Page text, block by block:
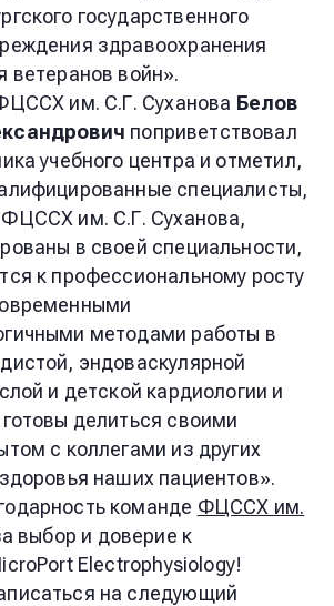
государственного
здравоохранения
ветеранов войн».
им. С.Г. Суханова Белов
поприветствовал
учебного центра и отметил,
специалисты,
им. С.Г. Суханова,
в своей специальности,
к профессиональному росту
методами работы в
эндоваскулярной
и детской кардиологии и
делиться своими
с коллегами из других
наших пациентов».
команде ФЦССХ им.
выбор и доверие к
Electrophysiology!
на следующий